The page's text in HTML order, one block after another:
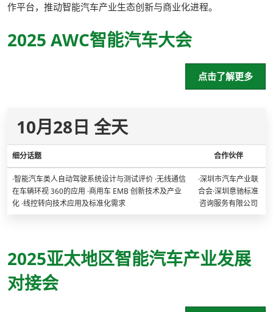
作平台，推动智能汽车产业生态创新与商业化进程。
2025 AWC智能汽车大会
点击了解更多
10月28日 全天
细分话题 合作伙伴
·智能汽车类人自动驾驶系统设计与测试评价 ·无线通信
在车辆环视 360的应用 ·商用车 EMB 创新技术及产业
化 ·线控转向技术应用及标准化需求
·深圳市汽车产业联
合会·深圳意驰标准
咨询服务有限公司
2025亚太地区智能汽车产业发展
对接会